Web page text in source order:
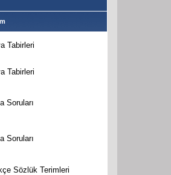
Tabirleri
Tabirleri
Soruları
Soruları
Sözlük Terimleri